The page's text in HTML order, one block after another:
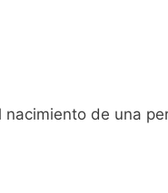
de una